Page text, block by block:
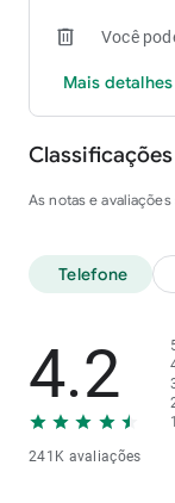
Você
Mais detalhes
As notas e
Telefone
4.2
241K avaliações
1